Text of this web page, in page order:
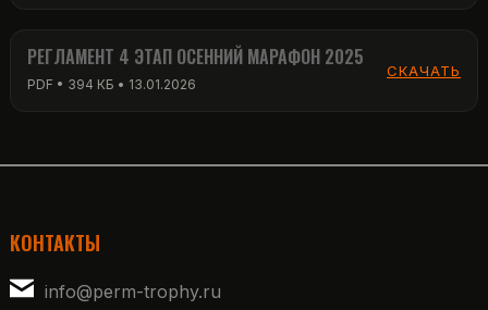
РЕГЛАМЕНТ 4 ЭТАП ОСЕННИЙ МАРАФОН 2025
КОНТАКТЫ